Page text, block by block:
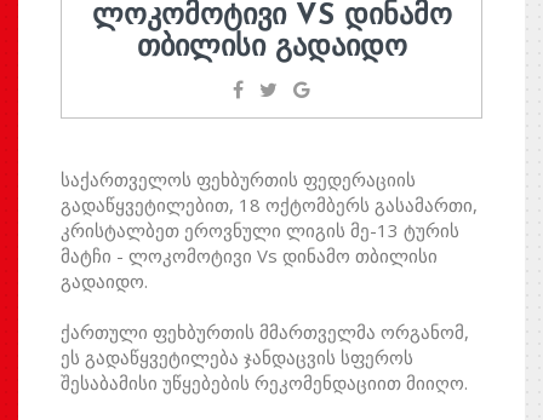
ᲚᲝᲙᲝᲛᲝᲢᲘᲕᲘ VS ᲓᲘᲜᲐᲛᲝ
ᲗᲑᲘᲚᲘᲡᲘ ᲒᲐᲓᲐᲘᲓᲝ
საქართველოს ფეხბურთის ფედერაციის
გადაწყვეტილებით, 18 ოქტომბერს გასამართი,
კრისტალბეთ ეროვნული ლიგის მე-13 ტურის
მატჩი - ლოკომოტივი Vs დინამო თბილისი
გადაიდო.
ქართული ფეხბურთის მმართველმა ორგანომ,
ეს გადაწყვეტილება ჯანდაცვის სფეროს
შესაბამისი უწყებების რეკომენდაციით მიიღო.